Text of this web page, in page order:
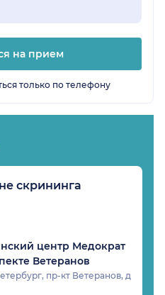
на прием
только по телефону
скрининга
центр Медократ
Ветеранов
пр-кт Ветеранов, д